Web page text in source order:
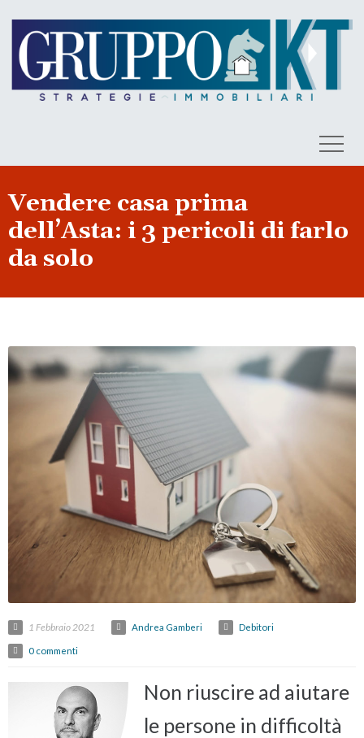
Vendere casa prima
dell’Asta: i 3 pericoli di farlo
da solo
1 Febbraio 2021 Andrea Gamberi Debitori
0 commenti
Non riuscire ad aiutare
le persone in difficoltà